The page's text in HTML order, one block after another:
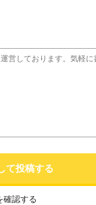
て投稿する
確認する